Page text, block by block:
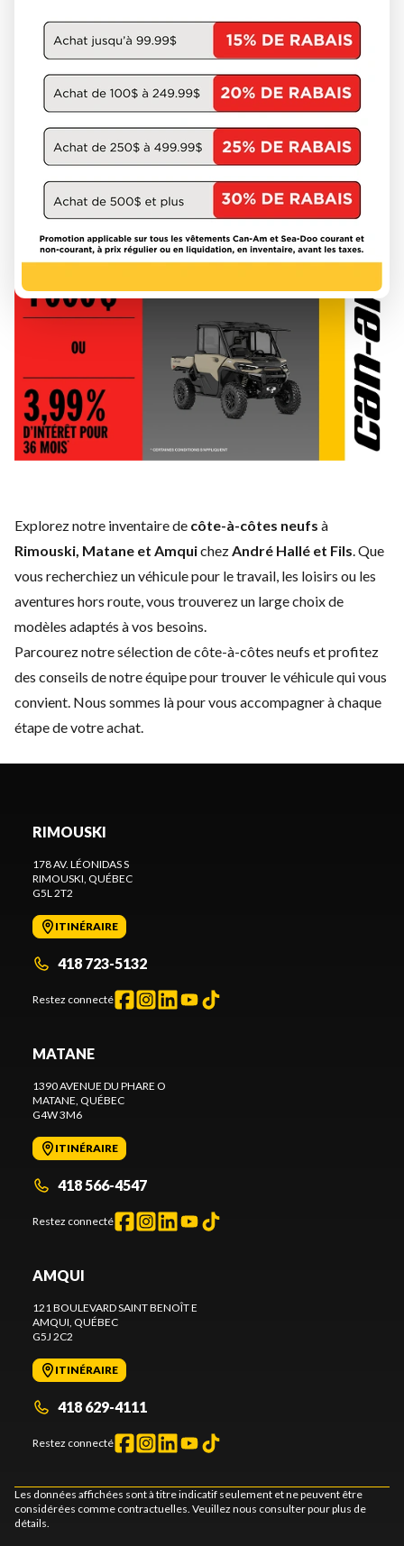
19 995 $
VOIR LES DÉTAILS
Précédent 1 de 1 Suivant
PROMOTIONS
Explorez notre inventaire de côte-à-côtes neufs à
Rimouski, Matane et Amquichez André Hallé et Fils . Que
vous recherchiez un véhicule pour le travail, les loisirs ou les
aventures hors route, vous trouverez un large choix de
modèles adaptés à vos besoins.
Parcourez notre sélection de côte-à-côtes neufs et profitez
des conseils de notre équipe pour trouver le véhicule qui vous
convient. Nous sommes là pour vous accompagner à chaque
étape de votre achat.
RIMOUSKI
178 AV. LÉONIDAS S
RIMOUSKI , QUÉBEC
G5L 2T2
ITINÉRAIRE
418 723-5132
Restez connecté
MATANE
1390 AVENUE DU PHARE O
MATANE , QUÉBEC
G4W 3M6
ITINÉRAIRE
418 566-4547
Restez connecté
AMQUI
121 BOULEVARD SAINT BENOÎT E
AMQUI , QUÉBEC
G5J 2C2
ITINÉRAIRE
418 629-4111
Restez connecté
Les données affichées sont à titre indicatif seulement et ne peuvent être
considérées comme contractuelles. Veuillez nous consulter pour plus de
détails.